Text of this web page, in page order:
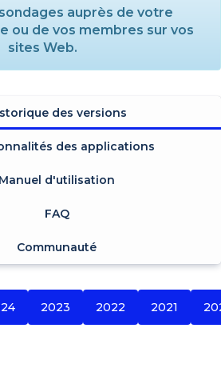
auprès de votre
ou de vos membres sur vos
sites Web.
des versions
des applications
Manuel d'utilisation
FAQ
Communauté
2023 2022 2021